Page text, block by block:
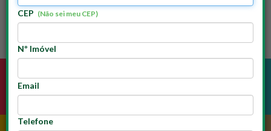
CEP (Não sei meu CEP)
Nº Imóvel
Email
Telefone